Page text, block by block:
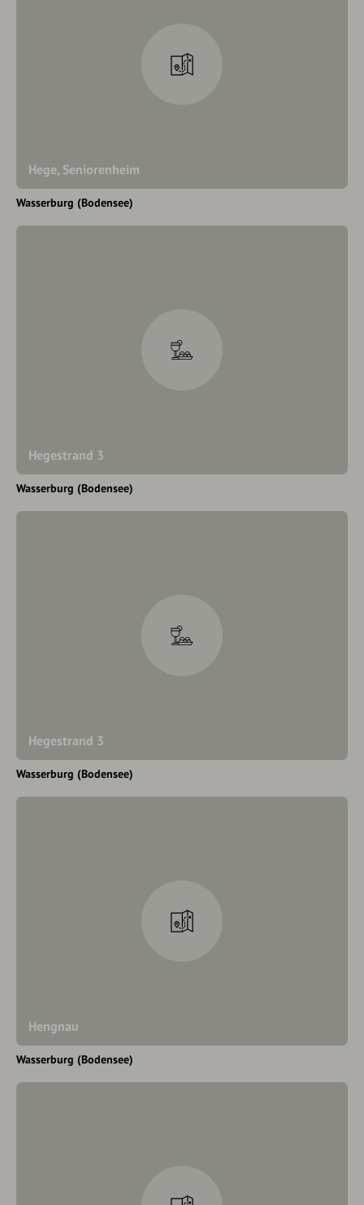
Hege, Seniorenheim
Wasserburg (Bodensee)
Hegestrand 3
Wasserburg (Bodensee)
Hegestrand 3
Wasserburg (Bodensee)
Hengnau
Wasserburg (Bodensee)